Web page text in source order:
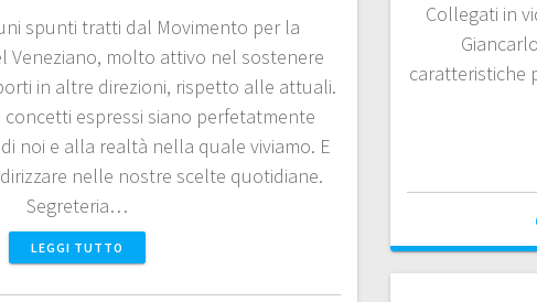
Collegati in
caratteristiche
spunti tratti dal Movimento per la
Veneziano, molto attivo nel sostenere
in altre direzioni, rispetto alle attuali.
concetti espressi siano perfetatmente
noi e alla realtà nella quale viviamo. E
nelle nostre scelte quotidiane.
Segreteria…
LEGGI TUTTO